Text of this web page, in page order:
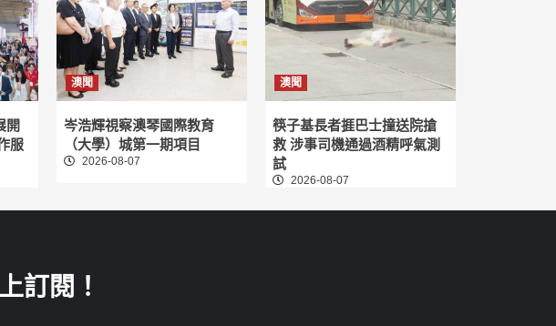
開
服
澳聞
岑浩輝視察澳琴國際教育
（大學）城第一期項目
2026-08-07
澳聞
筷子基長者捱巴士撞送院搶
救 涉事司機通過酒精呼氣測
試
2026-08-07
訂閱！